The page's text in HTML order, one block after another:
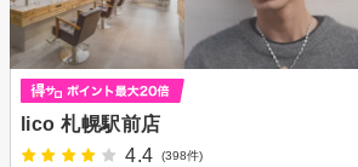
lico 札幌駅前店
4.4
(398件)